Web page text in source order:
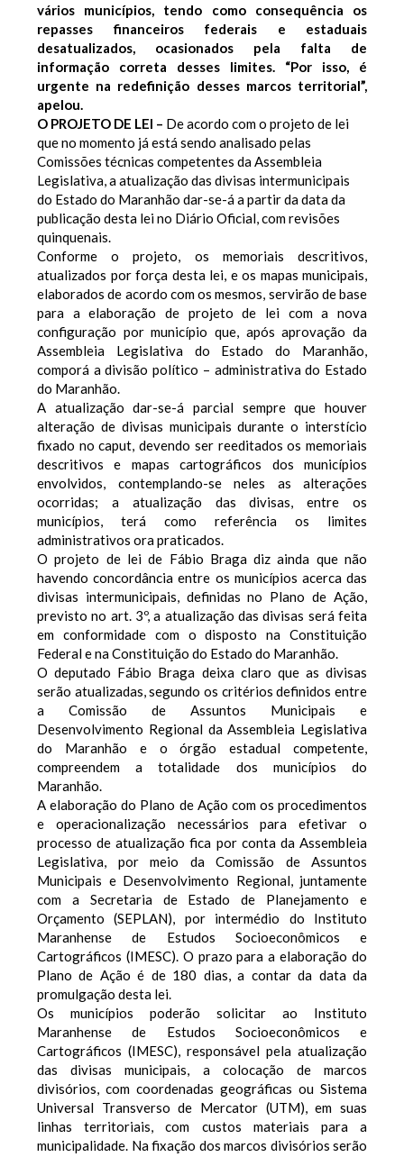
vários municípios, tendo como consequência os
repasses financeiros federais e estaduais
desatualizados, ocasionados pela falta de
informação correta desses limites. “Por isso, é
urgente na redefinição desses marcos territorial”,
apelou.
O PROJETO DE LEI – De acordo com o projeto de lei
que no momento já está sendo analisado pelas
Comissões técnicas competentes da Assembleia
Legislativa, a atualização das divisas intermunicipais
do Estado do Maranhão dar-se-á a partir da data da
publicação desta lei no Diário Oficial, com revisões
quinquenais.
Conforme o projeto, os memoriais descritivos,
atualizados por força desta lei, e os mapas municipais,
elaborados de acordo com os mesmos, servirão de base
para a elaboração de projeto de lei com a nova
configuração por município que, após aprovação da
Assembleia Legislativa do Estado do Maranhão,
comporá a divisão político – administrativa do Estado
do Maranhão.
A atualização dar-se-á parcial sempre que houver
alteração de divisas municipais durante o interstício
fixado no caput, devendo ser reeditados os memoriais
descritivos e mapas cartográficos dos municípios
envolvidos, contemplando-se neles as alterações
ocorridas; a atualização das divisas, entre os
municípios, terá como referência os limites
administrativos ora praticados.
O projeto de lei de Fábio Braga diz ainda que não
havendo concordância entre os municípios acerca das
divisas intermunicipais, definidas no Plano de Ação,
previsto no art. 3º, a atualização das divisas será feita
em conformidade com o disposto na Constituição
Federal e na Constituição do Estado do Maranhão.
O deputado Fábio Braga deixa claro que as divisas
serão atualizadas, segundo os critérios definidos entre
a Comissão de Assuntos Municipais e
Desenvolvimento Regional da Assembleia Legislativa
do Maranhão e o órgão estadual competente,
compreendem a totalidade dos municípios do
Maranhão.
A elaboração do Plano de Ação com os procedimentos
e operacionalização necessários para efetivar o
processo de atualização fica por conta da Assembleia
Legislativa, por meio da Comissão de Assuntos
Municipais e Desenvolvimento Regional, juntamente
com a Secretaria de Estado de Planejamento e
Orçamento (SEPLAN), por intermédio do Instituto
Maranhense de Estudos Socioeconômicos e
Cartográficos (IMESC). O prazo para a elaboração do
Plano de Ação é de 180 dias, a contar da data da
promulgação desta lei.
Os municípios poderão solicitar ao Instituto
Maranhense de Estudos Socioeconômicos e
Cartográficos (IMESC), responsável pela atualização
das divisas municipais, a colocação de marcos
divisórios, com coordenadas geográficas ou Sistema
Universal Transverso de Mercator (UTM), em suas
linhas territoriais, com custos materiais para a
municipalidade. Na fixação dos marcos divisórios serão